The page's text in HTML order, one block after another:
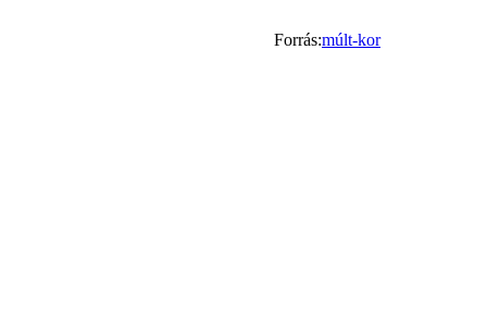
Forrás:múlt-kor